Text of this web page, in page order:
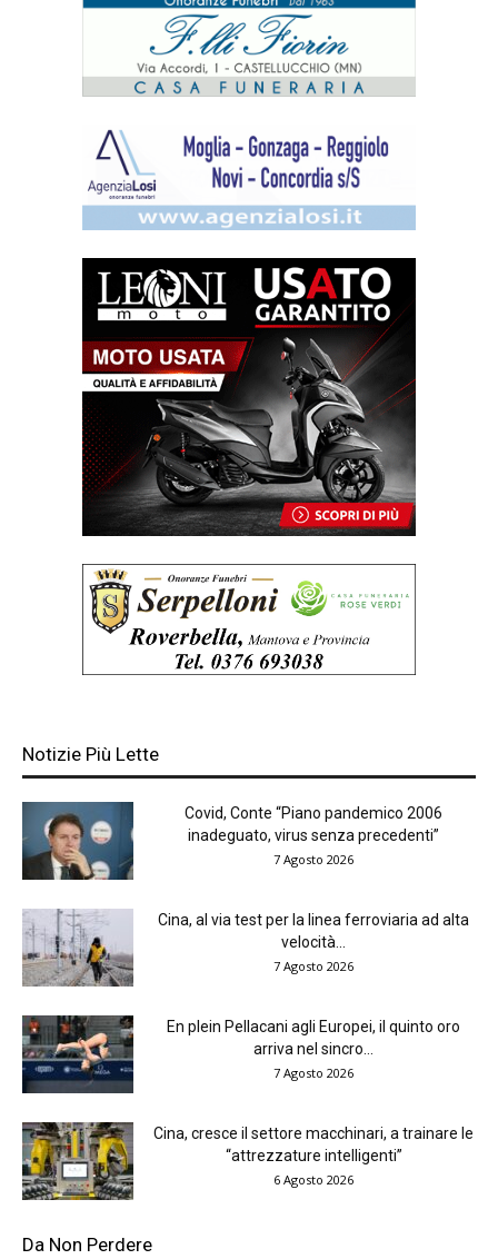
Notizie Più Lette
Covid, Conte “Piano pandemico 2006
inadeguato, virus senza precedenti”
7 Agosto 2026
Cina, al via test per la linea ferroviaria ad alta
velocità...
7 Agosto 2026
En plein Pellacani agli Europei, il quinto oro
arriva nel sincro...
7 Agosto 2026
Cina, cresce il settore macchinari, a trainare le
“attrezzature intelligenti”
6 Agosto 2026
Da Non Perdere